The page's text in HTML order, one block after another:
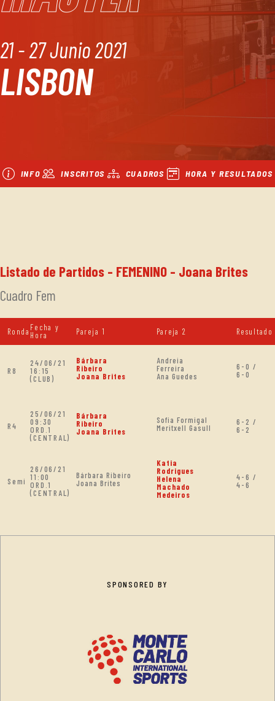
21 - 27 Junio 2021
LISBON
INFO INSCRITOS CUADROS HORA Y RESULTADOS
Listado de Partidos - FEMENINO - Joana Brites
Cuadro Fem
Ronda Fecha y
Hora
Pareja 1 Pareja 2 Resultado
R8
24/06/21
16:15
(CLUB)
Bárbara
Ribeiro
Joana Brites
Andreia
Ferreira
Ana Guedes
6-0 /
6-0
R4
25/06/21
09:30
ORD.1
(CENTRAL)
Bárbara
Ribeiro
Joana Brites
Sofia Formigal
Meritxell Gasull
6-2 /
6-2
Semi
26/06/21
11:00
ORD.1
(CENTRAL)
Bárbara Ribeiro
Joana Brites
Katia
Rodrigues
Helena
Machado
Medeiros
4-6 /
4-6
SPONSORED BY